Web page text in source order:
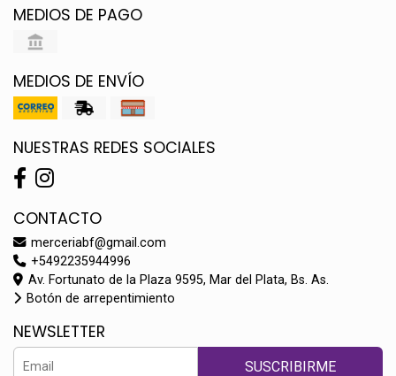
MEDIOS DE PAGO
MEDIOS DE ENVÍO
NUESTRAS REDES SOCIALES
CONTACTO
merceriabf@gmail.com
+5492235944996
Av. Fortunato de la Plaza 9595, Mar del Plata, Bs. As.
Botón de arrepentimiento
NEWSLETTER
SUSCRIBIRME